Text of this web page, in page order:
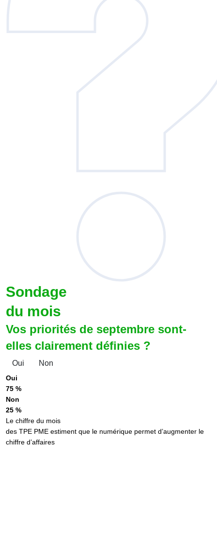
Sondage
du mois
Vos priorités de septembre sont-
elles clairement définies ?
Oui Non
Oui
75 %
Non
25 %
Le chiffre du mois
des TPE PME estiment que le numérique permet d’augmenter le
chiffre d’affaires